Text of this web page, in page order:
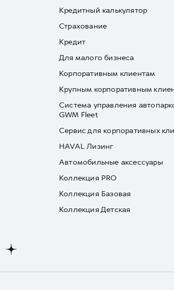
Кредитный калькулятор
Страхование
Кредит
Для малого бизнеса
Корпоративным клиентам
Крупным корпоративным
Система управления
GWM Fleet
Сервис для корпоративных
HAVAL Лизинг
Автомобильные аксессуары
Коллекция PRO
Коллекция Базовая
Коллекция Детская